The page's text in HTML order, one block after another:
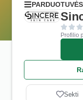
Profilio
Sekti